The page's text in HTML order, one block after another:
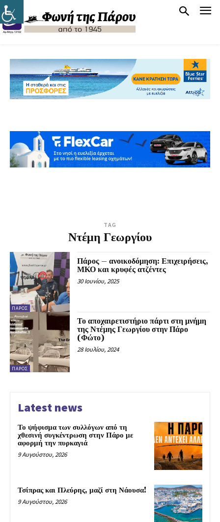
TAG
Ντέμη Γεωργίου
ΠΆΡΟΣ
Πάρος – ανοικοδόμηση: Επιχειρήσεις,
ΜΚΟ και κρυφές ατζέντες
30 Ιουνίου, 2025
ΠΆΡΟΣ
Το αποχαιρετιστήριο πάρτι στη μνήμη
της Ντέμης Γεωργίου στην Πάρο
(Φώτο)
28 Ιουλίου, 2024
Latest news
Το ψήφισμα των συλλόγων από τη
χθεσινή συγκέντρωση στην Πάρο με
αφορμή την πυρκαγιά
9 Αυγούστου, 2026
Τσίπρας και Πλεύρης, μαζί στη Νάουσα!
9 Αυγούστου, 2026